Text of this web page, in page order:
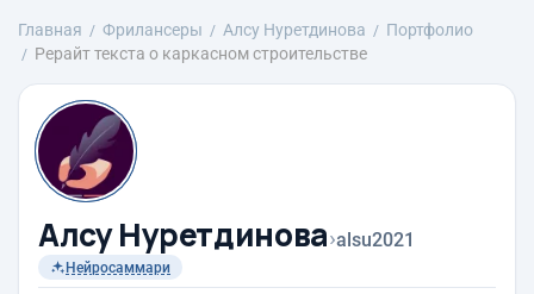
Главная Фрилансеры Алсу Нуретдинова
Портфолио
Рерайт текста о каркасном строительстве
Алсу Нуретдинова›alsu2021
Нейросаммари